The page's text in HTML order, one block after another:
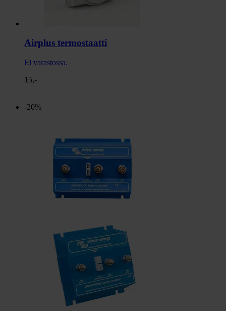
Airplus termostaatti
Ei varastossa.
15,-
-20%